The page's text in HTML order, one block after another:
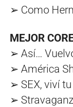
➢ Como
MEJOR
➢ Así…
➢ América
➢ SEX, viví
➢